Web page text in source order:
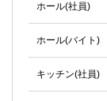
ホール(社員)
ホール(バイト)
キッチン(社員)